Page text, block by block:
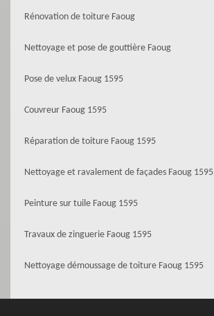
Rénovation de toiture Faoug
Nettoyage et pose de gouttière Faoug
Pose de velux Faoug 1595
Couvreur Faoug 1595
Réparation de toiture Faoug 1595
Nettoyage et ravalement de façades Faoug 1595
Peinture sur tuile Faoug 1595
Travaux de zinguerie Faoug 1595
Nettoyage démoussage de toiture Faoug 1595